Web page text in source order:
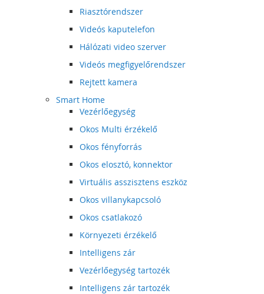
Riasztórendszer
Videós kaputelefon
Hálózati video szerver
Videós megfigyelőrendszer
Rejtett kamera
Smart Home
Vezérlőegység
Okos Multi érzékelő
Okos fényforrás
Okos elosztó, konnektor
Virtuális asszisztens eszköz
Okos villanykapcsoló
Okos csatlakozó
Környezeti érzékelő
Intelligens zár
Vezérlőegység tartozék
Intelligens zár tartozék